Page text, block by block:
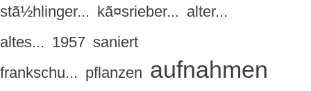
stã½hlinger... kã¤srieber... alter...
altes... 1957 saniert
frankschu... pflanzen aufnahmen